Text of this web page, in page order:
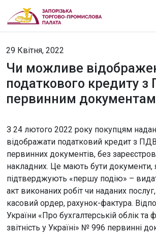
29 Квітня, 2022
Чи можливе
податкового кредиту
первинним
З 24 лютого 2022 року покупцям
відображати податковий кредит з
первинних документів, без
накладних. Це мають бути документи,
підтверджують «першу подію» –
акт виконаних робіт чи наданих
касовий ордер, рахунок-фактура.
України «Про бухгалтерській облік та
звітність у Україні» № 996 первинні